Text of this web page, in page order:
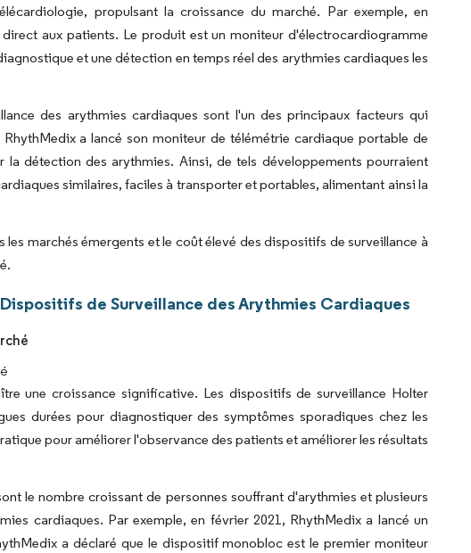
propulsant la croissance du marché. Par exemple, en
aux patients. Le produit est un moniteur d'électrocardiogramme
et une détection en temps réel des arythmies cardiaques les
des arythmies cardiaques sont l'un des principaux facteurs qui
a lancé son moniteur de télémétrie cardiaque portable de
détection des arythmies. Ainsi, de tels développements pourraient
similaires, faciles à transporter et portables, alimentant ainsi la
marchés émergents et le coût élevé des dispositifs de surveillance à
de Surveillance des Arythmies Cardiaques
une croissance significative. Les dispositifs de surveillance Holter
durées pour diagnostiquer des symptômes sporadiques chez les
pour améliorer l'observance des patients et améliorer les résultats
le nombre croissant de personnes souffrant d'arythmies et plusieurs
cardiaques. Par exemple, en février 2021, RhythMedix a lancé un
a déclaré que le dispositif monobloc est le premier moniteur